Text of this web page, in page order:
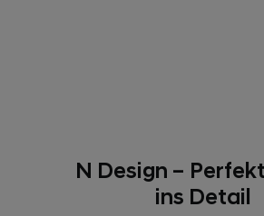
N Design –
ins Detail